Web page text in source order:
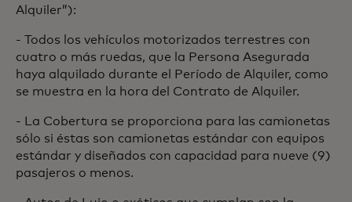
Alquiler”):
- Todos los vehículos motorizados terrestres con
cuatro o más ruedas, que la Persona Asegurada
haya alquilado durante el Período de Alquiler, como
se muestra en la hora del Contrato de Alquiler.
- La Cobertura se proporciona para las camionetas
sólo si éstas son camionetas estándar con equipos
estándar y diseñados con capacidad para nueve (9)
pasajeros o menos.